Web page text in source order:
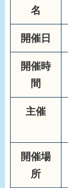
名
開催日
開催時
間
主催
開催場
所